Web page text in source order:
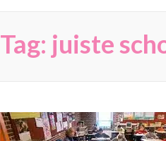
Tag: juiste